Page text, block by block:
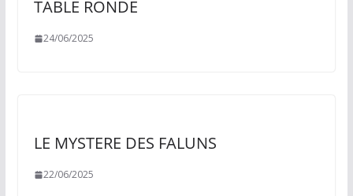
TABLE RONDE
24/06/2025
LE MYSTERE DES FALUNS
22/06/2025